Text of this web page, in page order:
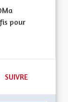
pour
50 ABONNÉS
SUIVRE